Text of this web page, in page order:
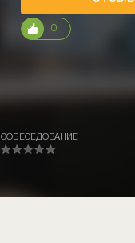
0
СОБЕСЕДОВАНИЕ